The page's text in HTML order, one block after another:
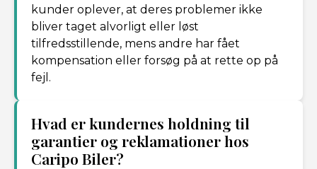
kunder oplever, at deres problemer ikke
bliver taget alvorligt eller løst
tilfredsstillende, mens andre har fået
kompensation eller forsøg på at rette op på
fejl.
Hvad er kundernes holdning til
garantier og reklamationer hos
Caripo Biler?